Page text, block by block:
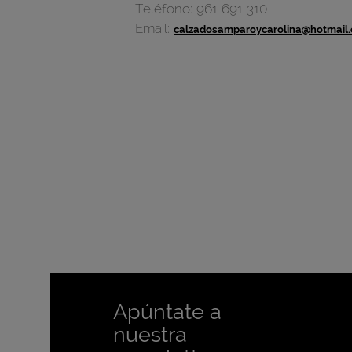
Teléfono: 961 691 310
Email:
Apúntate a
nuestra